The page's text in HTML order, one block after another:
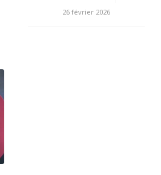
26 février 2026